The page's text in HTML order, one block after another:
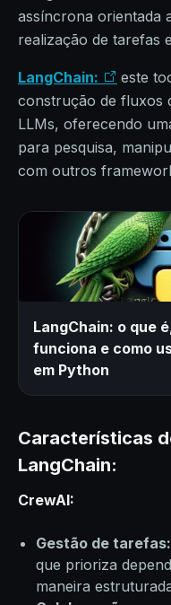
assíncrona orientada
realização de tarefas
LangChain:
este
construção de fluxos
LLMs, oferecendo
para pesquisa,
com outros
LangChain: o que
funciona e como
em Python
Características
LangChain:
CrewAI:
Gestão de tarefas:
que prioriza
maneira